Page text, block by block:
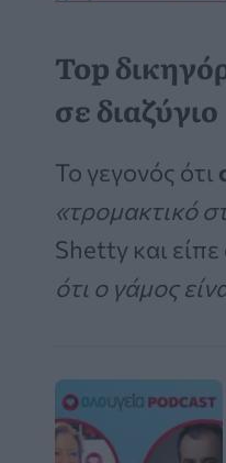
Top
σε διαζύγιο
Το γεγονός ότι
«τρομακτικό
Shetty και είπε
ότι ο γάμος